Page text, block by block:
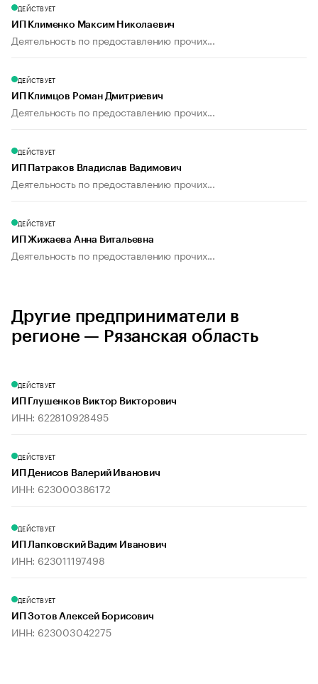
ДЕЙСТВУЕТ
ИП Клименко Максим Николаевич
Деятельность по предоставлению прочих...
ДЕЙСТВУЕТ
ИП Климцов Роман Дмитриевич
Деятельность по предоставлению прочих...
ДЕЙСТВУЕТ
ИП Патраков Владислав Вадимович
Деятельность по предоставлению прочих...
ДЕЙСТВУЕТ
ИП Жижаева Анна Витальевна
Деятельность по предоставлению прочих...
Другие предприниматели в
регионе — Рязанская область
ДЕЙСТВУЕТ
ИП Глушенков Виктор Викторович
ИНН: 622810928495
ДЕЙСТВУЕТ
ИП Денисов Валерий Иванович
ИНН: 623000386172
ДЕЙСТВУЕТ
ИП Лапковский Вадим Иванович
ИНН: 623011197498
ДЕЙСТВУЕТ
ИП Зотов Алексей Борисович
ИНН: 623003042275